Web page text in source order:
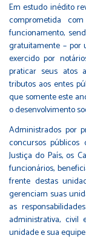
Em estudo inédito
comprometida
funcionamento,
gratuitamente – por
exercido por
praticar seus atos
tributos aos entes
que somente este
o desenvolvimento
Administrados por
concursos
Justiça do País, os
funcionários,
frente destas
gerenciam suas
as
administrativa,
unidade e sua